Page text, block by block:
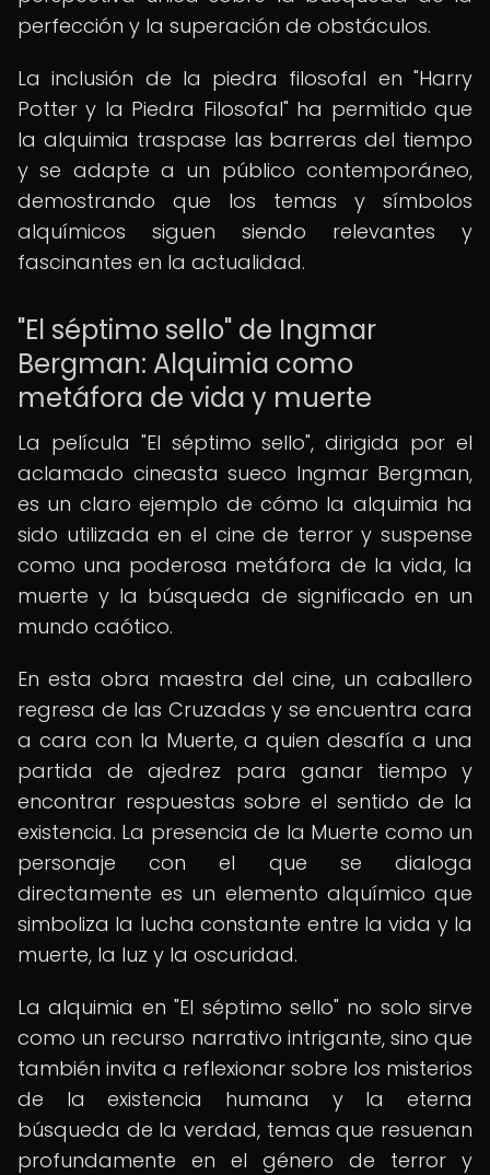
perfección y la superación de obstáculos.
La inclusión de la piedra filosofal en "Harry
Potter y la Piedra Filosofal" ha permitido que
la alquimia traspase las barreras del tiempo
y se adapte a un público contemporáneo,
demostrando que los temas y símbolos
alquímicos siguen siendo relevantes y
fascinantes en la actualidad.
"El séptimo sello" de Ingmar
Bergman: Alquimia como
metáfora de vida y muerte
La película "El séptimo sello", dirigida por el
aclamado cineasta sueco Ingmar Bergman,
es un claro ejemplo de cómo la alquimia ha
sido utilizada en el cine de terror y suspense
como una poderosa metáfora de la vida, la
muerte y la búsqueda de significado en un
mundo caótico.
En esta obra maestra del cine, un caballero
regresa de las Cruzadas y se encuentra cara
a cara con la Muerte, a quien desafía a una
partida de ajedrez para ganar tiempo y
encontrar respuestas sobre el sentido de la
existencia. La presencia de la Muerte como un
personaje con el que se dialoga
directamente es un elemento alquímico que
simboliza la lucha constante entre la vida y la
muerte, la luz y la oscuridad.
La alquimia en "El séptimo sello" no solo sirve
como un recurso narrativo intrigante, sino que
también invita a reflexionar sobre los misterios
de la existencia humana y la eterna
búsqueda de la verdad, temas que resuenan
profundamente en el género de terror y